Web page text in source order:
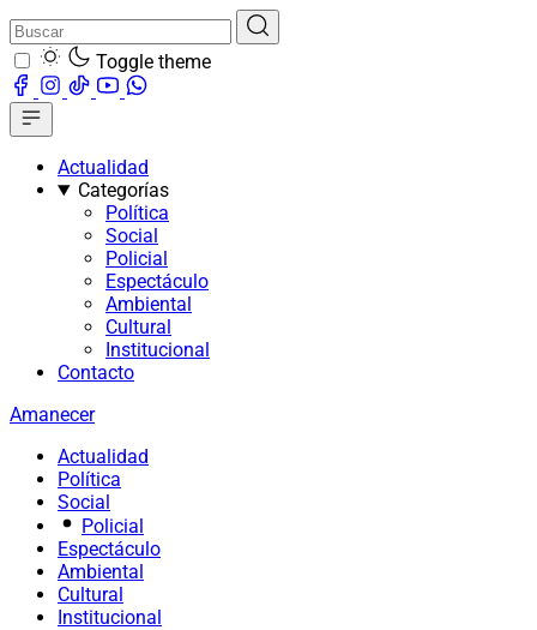
Toggle theme
Actualidad
Categorías
Política
Social
Policial
Espectáculo
Ambiental
Cultural
Institucional
Contacto
Amanecer
Actualidad
Política
Social
Policial
Espectáculo
Ambiental
Cultural
Institucional